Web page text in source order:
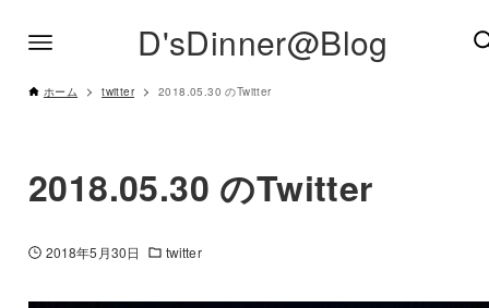
D'sDinner@Blog
ホーム twitter 2018.05.30 のTwitter
2018.05.30 のTwitter
2018年5月30日 twitter